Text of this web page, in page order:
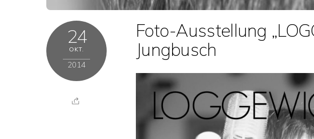
24
OKT.
2014
Foto-Ausstellung
Jungbusch